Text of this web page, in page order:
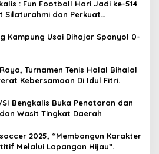
: Fun Football Hari Jadi ke-514
Silaturahmi dan Perkuat
Kampung Usai Dihajar Spanyol 0-
Turnamen Tenis Halal Bihalal
Kebersamaan Di Idul Fitri.
Bengkalis Buka Penataran dan
Wasit Tingkat Daerah
2025, “Membangun Karakter
Melalui Lapangan Hijau”.